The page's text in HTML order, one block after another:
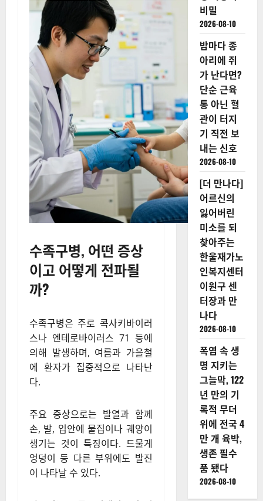
수족구병, 어떤 증상
이고 어떻게 전파될
까?
수족구병은 주로 콕사키바이러
스나 엔테로바이러스 71 등에
의해 발생하며, 여름과 가을철
에 환자가 집중적으로 나타난
다.
주요 증상으로는 발열과 함께
손, 발, 입안에 물집이나 궤양이
생기는 것이 특징이다. 드물게
엉덩이 등 다른 부위에도 발진
이 나타날 수 있다.
비밀
2026-08-10
밤마다 종
아리에 쥐
가 난다면?
단순 근육
통 아닌 혈
관이 터지
기 직전 보
내는 신호
2026-08-10
[더 만나다]
어르신의
잃어버린
미소를 되
찾아주는
한울재가노
인복지센터
이원구 센
터장과 만
나다
2026-08-10
폭염 속 생
명 지키는
그늘막, 122
년 만의 기
록적 무더
위에 전국 4
만 개 육박,
생존 필수
품 됐다
2026-08-10